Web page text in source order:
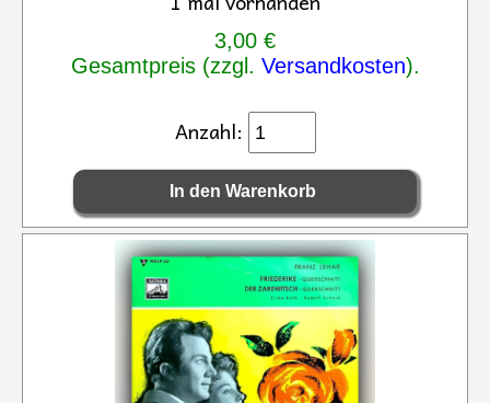
3,00 €
Gesamtpreis (zzgl. Versandkosten).
Anzahl: